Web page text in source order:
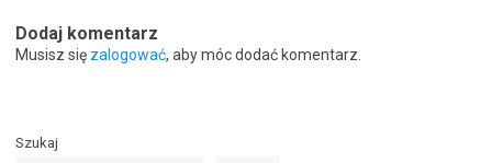
Dodaj komentarz
Musisz się zalogować, aby móc dodać komentarz.
Szukaj